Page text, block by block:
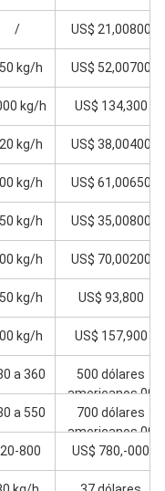
/ US$ 21,00800
kg/h US$ 52,00700
kg/h US$ 134,300
kg/h US$ 38,00400
kg/h US$ 61,00650
kg/h US$ 35,00800
kg/h US$ 70,00200
kg/h US$ 93,800
kg/h US$ 157,900
a 360
500 dólares
americanos,00
0
a 550
700 dólares
americanos,00
0
800 US$ 780,-000